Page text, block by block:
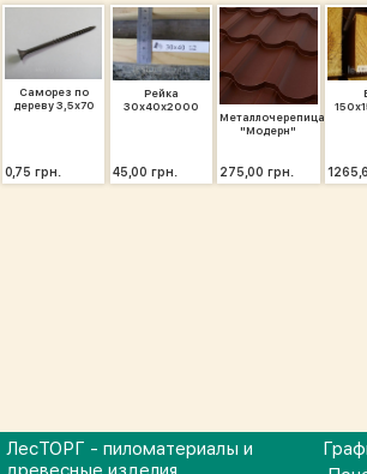
Саморез по
дереву 3,5х70
0,75 грн.
Рейка
30х40х2000
45,00 грн.
Металлочерепица
"Модерн"
275,00 грн.
ЛесТОРГ - пиломатериалы и